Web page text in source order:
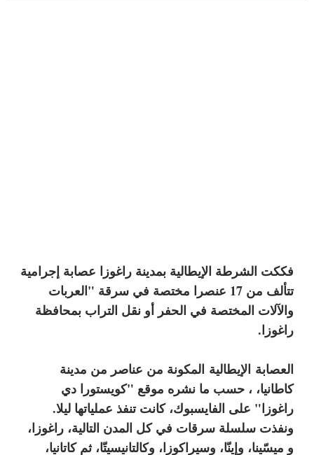
فككت الشرطة الإيطالية بمدينة راغوزا عصابة إجرامية
تتألف من 17 عنصرا مختصة في سرقة "العربات
والآلات المختصة في الحفر أو نقل التراب بمحافظة
راغوزا.
العصابة الإيطالية المكونة من عناصر من مدينة
كاطانيا، ، حسب ما نشره موقع "كويستورا دي
راغوزا" على الفايسبوك، كانت تنفذ عملياتها ليلا.
ونفذت سلسلة سرقات في كل المدن التالية، راغوزا،
و ميسّينا، وإينّا، وسيراكوزا، وكالتانيسيتّا، ثم كاتانيا،